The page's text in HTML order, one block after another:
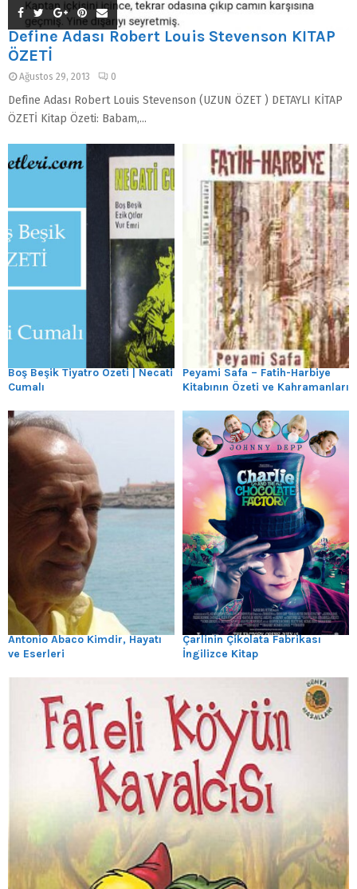
Define Adası Robert Louis Stevenson KİTAP
ÖZETİ
Ağustos 29, 2013 0
Define Adası Robert Louis Stevenson (UZUN ÖZET ) DETAYLI KİTAP
ÖZETİ Kitap Özeti: Babam,...
Boş Beşik Tiyatro Özeti | Necati
Cumalı
Peyami Safa – Fatih-Harbiye
Kitabının Özeti ve Kahramanları
Antonio Abaco Kimdir, Hayatı
ve Eserleri
Çarlinin Çikolata Fabrikası
İngilizce Kitap